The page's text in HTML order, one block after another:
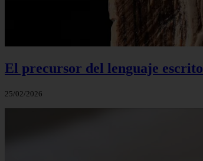
El precursor del lenguaje escrito
25/02/2026